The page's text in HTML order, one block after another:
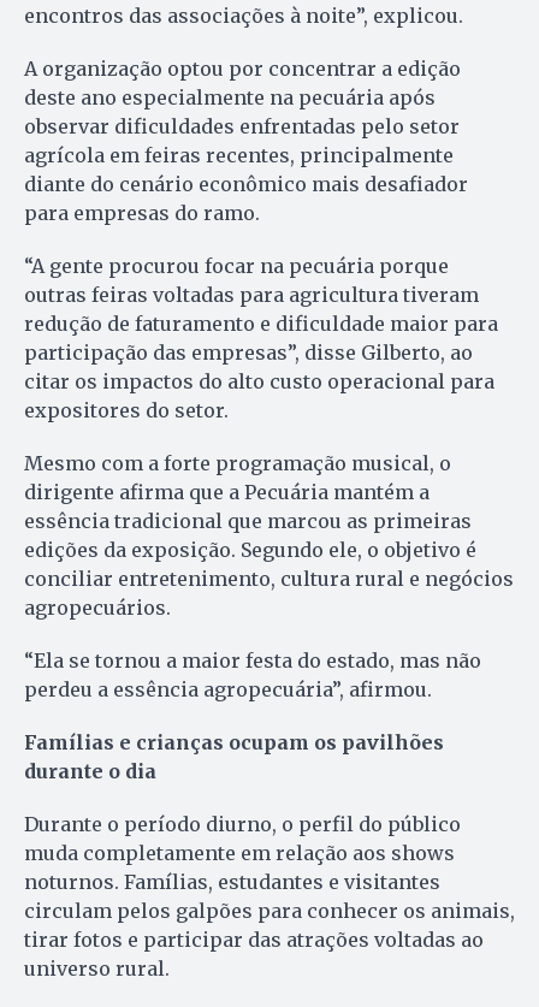
encontros das associações à noite”, explicou.
A organização optou por concentrar a edição
deste ano especialmente na pecuária após
observar dificuldades enfrentadas pelo setor
agrícola em feiras recentes, principalmente
diante do cenário econômico mais desafiador
para empresas do ramo.
“A gente procurou focar na pecuária porque
outras feiras voltadas para agricultura tiveram
redução de faturamento e dificuldade maior para
participação das empresas”, disse Gilberto, ao
citar os impactos do alto custo operacional para
expositores do setor.
Mesmo com a forte programação musical, o
dirigente afirma que a Pecuária mantém a
essência tradicional que marcou as primeiras
edições da exposição. Segundo ele, o objetivo é
conciliar entretenimento, cultura rural e negócios
agropecuários.
“Ela se tornou a maior festa do estado, mas não
perdeu a essência agropecuária”, afirmou.
Famílias e crianças ocupam os pavilhões
durante o dia
Durante o período diurno, o perfil do público
muda completamente em relação aos shows
noturnos. Famílias, estudantes e visitantes
circulam pelos galpões para conhecer os animais,
tirar fotos e participar das atrações voltadas ao
universo rural.